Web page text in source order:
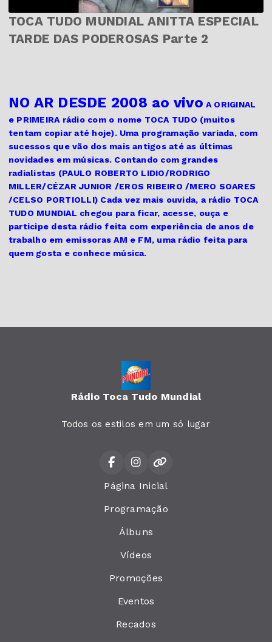
TOCA TUDO MUNDIAL ANITTA ESPECIAL
TARDE DAS PODEROSAS Parte 2
NO AR DESDE 2008 ao vivo A ORIGINAL
e PRIMEIRArádio com o nome TOCA TUDO (muitos
tentam copiar até hoje). Uma programação variada, com
sucessos que vão dos mais antigos até as últimas
novidades em músicas. Contando com grandes
radialistas (PAULO ROBERTO LIDIO/RODRIGO
MILLER/CÉZAR JUNIOR /EROS RIBEIRO /MERO SOARES
/CELSO PORTIOLLI) Cada vez mais ouvida, a rádio TOCA
TUDO MUNDIAL chegou para ficar, acesse, ouça e
participe desta rádio feita com experiência de anos de
trabalho em emissoras AM e FM, uma rádio feita para
quem gosta e conhece música.
Rádio Toca Tudo Mundial
Todos os estilos em um só lugar
Página Inicial
Programação
Álbuns
Vídeos
Promoções
Eventos
Recados